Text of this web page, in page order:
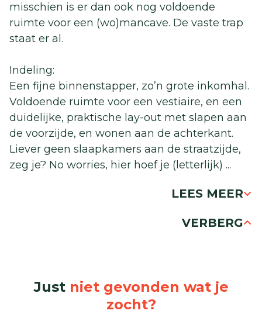
misschien is er dan ook nog voldoende
ruimte voor een (wo)mancave. De vaste trap
staat er al.
Indeling:
Een fijne binnenstapper, zo’n grote inkomhal.
Voldoende ruimte voor een vestiaire, en een
duidelijke, praktische lay-out met slapen aan
de voorzijde, en wonen aan de achterkant.
Liever geen slaapkamers aan de straatzijde,
zeg je? No worries, hier hoef je (letterlijk) ...
LEES MEER
VERBERG
Just niet gevonden wat je
zocht?